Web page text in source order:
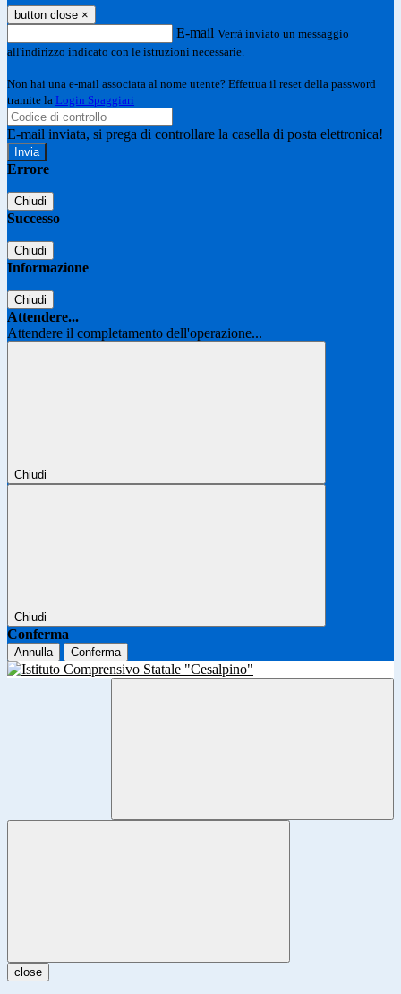
button close ×
E-mail Verrà inviato un messaggio
all'indirizzo indicato con le istruzioni necessarie.
Non hai una e-mail associata al nome utente? Effettua il reset della password
tramite la Login Spaggiari
E-mail inviata, si prega di controllare la casella di posta elettronica!
Errore
Chiudi
Successo
Chiudi
Informazione
Chiudi
Attendere...
Attendere il completamento dell'operazione...
Chiudi
Chiudi
Conferma
Annulla Conferma
close